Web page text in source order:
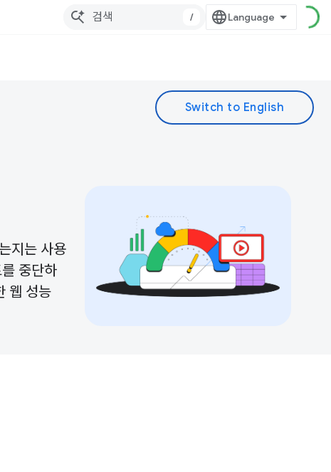
/
지는 사용
중단하
웹 성능